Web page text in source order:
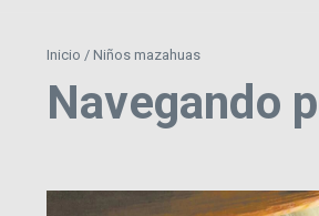
Inicio / Niños mazahuas
Navegando